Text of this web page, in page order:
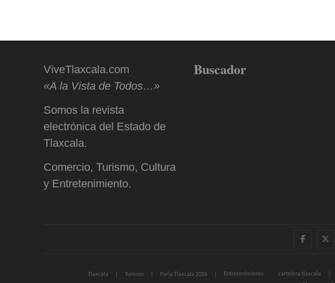
ViveTlaxcala.com
«A la Vista de Todos…»
Somos la revista
electrónica del Estado de
Tlaxcala.
Comercio, Turismo, Cultura
y Entretenimiento.
Buscador
Tlaxcala Turismo Feria Tlaxcala 2026 Entretenimiento cartelera tlaxcala